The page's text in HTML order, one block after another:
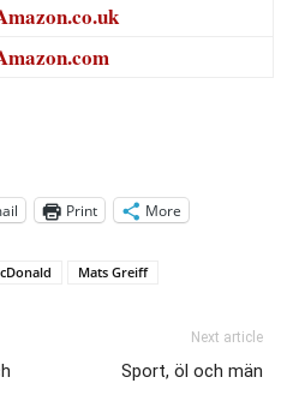
Print More
Mats Greiff
Next article
Sport, öl och män